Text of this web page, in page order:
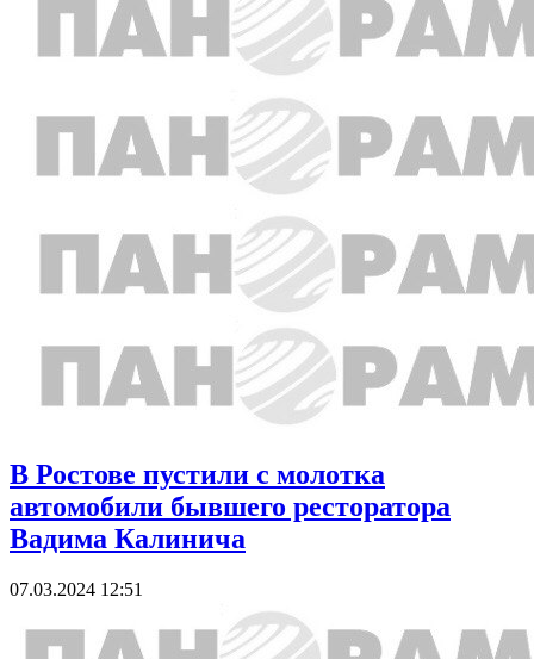
В Ростове пустили с молотка
автомобили бывшего ресторатора
Вадима Калинича
07.03.2024 12:51